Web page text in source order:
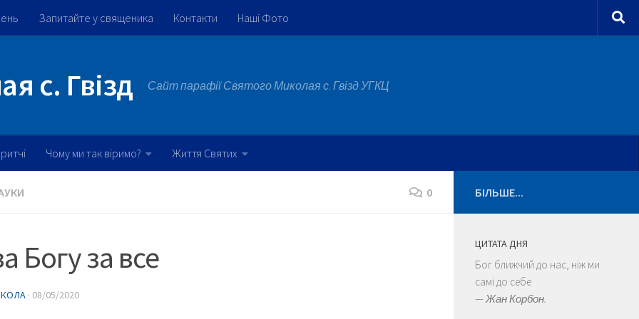
Запитайте у священика Контакти Наші Фото
с. Гвізд Сайт парафії Святого Миколая с. Гвізд УГКЦ
Чому ми так віримо? Життя Святих
0
Богу за все
· 08/05/2020
БІЛЬШЕ...
ЦИТАТА ДНЯ
Бог ближчий до нас, ніж ми
самі до себе
—Жан Корбон.